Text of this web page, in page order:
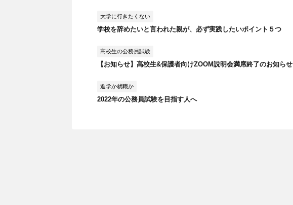
大学に行きたくない
学校を辞めたいと言われた親が、必ず実践したいポイント５つ
高校生の公務員試験
【お知らせ】高校生&保護者向けZOOM説明会満席終了のお知らせ
進学か就職か
2022年の公務員試験を目指す人へ